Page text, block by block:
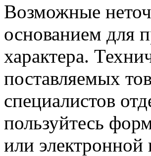
Возможные
основанием для
характера.
поставляемых
специалистов
пользуйтесь
или электронной